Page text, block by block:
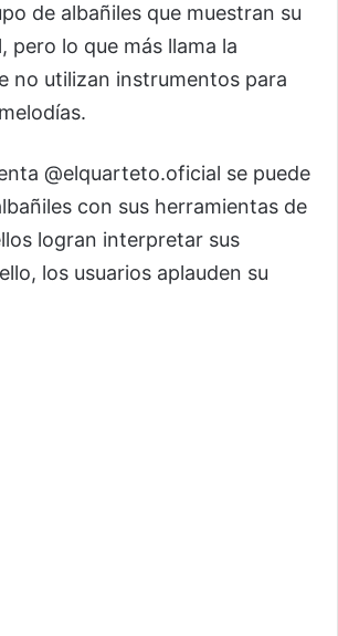
de albañiles que muestran su
pero lo que más llama la
no utilizan instrumentos para
@elquarteto.oficial se puede
con sus herramientas de
logran interpretar sus
los usuarios aplauden su